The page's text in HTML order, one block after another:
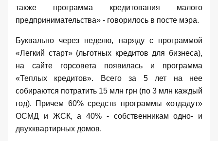
также программа кредитования малого
предпринимательства» - говорилось в посте мэра.
Буквально через неделю, наряду с программой
«Легкий старт» (льготных кредитов для бизнеса),
на сайте горсовета появилась и программа
«Теплых кредитов». Всего за 5 лет на нее
собираются потратить 15 млн грн (по 3 млн каждый
год). Причем 60% средств программы «отдадут»
ОСМД и ЖСК, а 40% - собственникам одно- и
двухквартирных домов.